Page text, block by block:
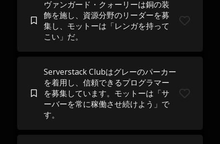
ヴァンガード・クォーリーは銅の装
飾を施し、資源分野のリーダーを募
集し、モットーは「レンガを持って
こい」だ。
Serverstack Clubはグレーのパーカー
を着用し、信頼できるプログラマー
を募集しています。モットーは「サ
ーバーを常に稼働させ続けよう」で
す。